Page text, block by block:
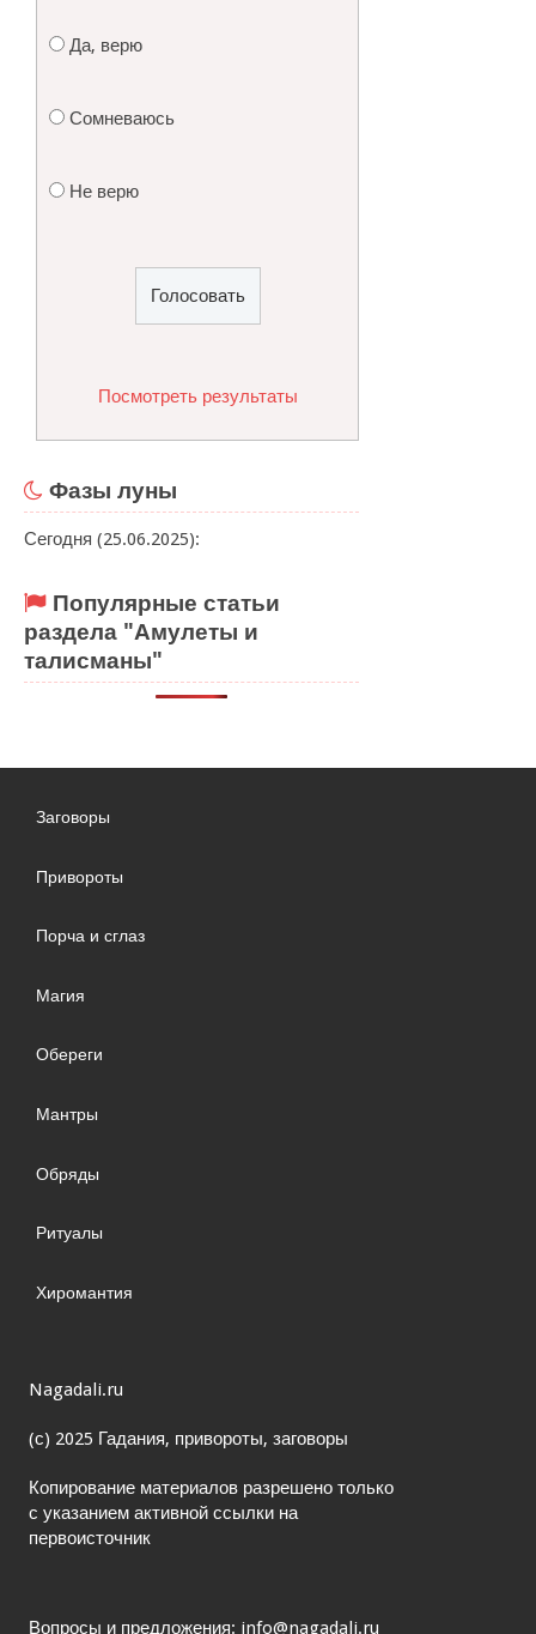
Да, верю
Сомневаюсь
Не верю
Посмотреть результаты
Фазы луны
Сегодня (25.06.2025):
Популярные статьи
раздела "Амулеты и
талисманы"
Заговоры
Привороты
Порча и сглаз
Магия
Обереги
Мантры
Обряды
Ритуалы
Хиромантия
Nagadali.ru
(с) 2025 Гадания, привороты, заговоры
Копирование материалов разрешено только
с указанием активной ссылки на
первоисточник
Вопросы и предложения: info@nagadali.ru